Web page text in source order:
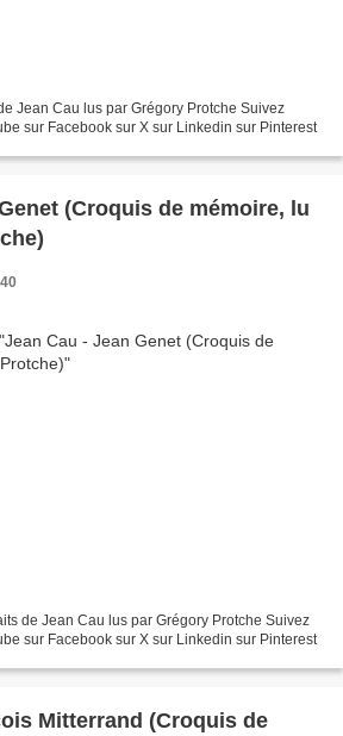
Jean Cau lus par Grégory Protche Suivez
sur Facebook sur X sur Linkedin sur Pinterest
(Croquis de mémoire, lu
de Jean Cau lus par Grégory Protche Suivez
sur Facebook sur X sur Linkedin sur Pinterest
Mitterrand (Croquis de